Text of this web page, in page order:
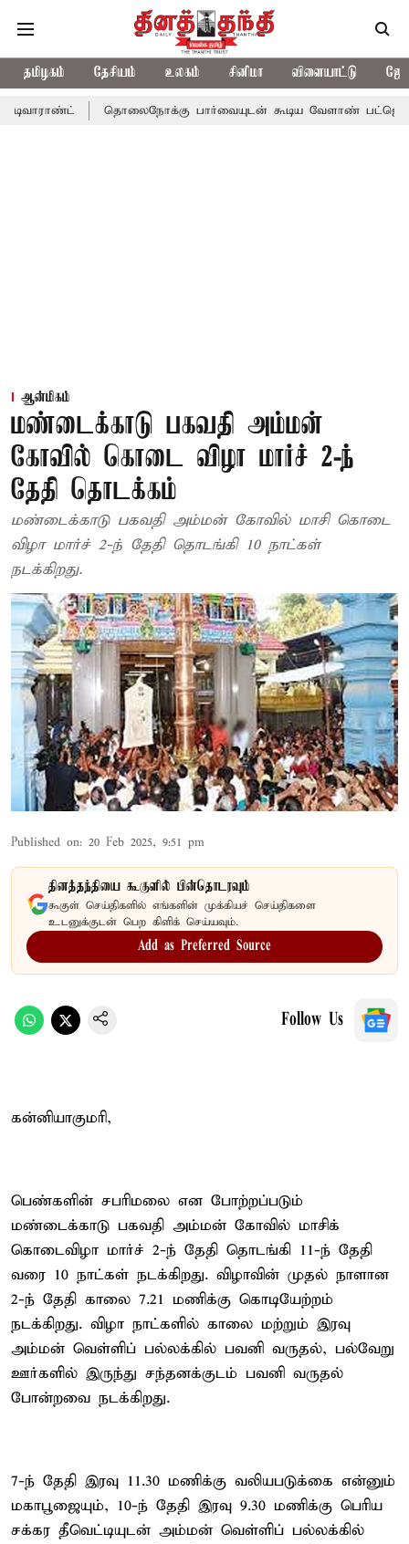
தமிழகம் தேசியம் உலகம் சினிமா விளையாட்டு
தொலைநோக்கு பார்வையுடன் கூடிய வேளாண் பட்ஜெட்: முதல்-
ஆன்மிகம்
மண்டைக்காடு பகவதி அம்மன்
கோவில் கொடை விழா மார்ச் 2-ந்
தேதி தொடக்கம்
மண்டைக்காடு பகவதி அம்மன் கோவில் மாசி கொடை
விழா மார்ச் 2-ந் தேதி தொடங்கி 10 நாட்கள்
நடக்கிறது.
Published on: 20 Feb 2025, 9:51 pm
தினத்தந்தியை கூகுளில் பின்தொடரவும்
கூகுள் செய்திகளில் எங்களின் முக்கியச் செய்திகளை
உடனுக்குடன் பெற கிளிக் செய்யவும்.
Add as Preferred Source
Follow Us
கன்னியாகுமரி,
பெண்களின் சபரிமலை என போற்றப்படும்
மண்டைக்காடு பகவதி அம்மன் கோவில் மாசிக்
கொடைவிழா மார்ச் 2-ந் தேதி தொடங்கி 11-ந் தேதி
வரை 10 நாட்கள் நடக்கிறது. விழாவின் முதல் நாளான
2-ந் தேதி காலை 7.21 மணிக்கு கொடியேற்றம்
நடக்கிறது. விழா நாட்களில் காலை மற்றும் இரவு
அம்மன் வெள்ளிப் பல்லக்கில் பவனி வருதல், பல்வேறு
ஊர்களில் இருந்து சந்தனக்குடம் பவனி வருதல்
போன்றவை நடக்கிறது.
7-ந் தேதி இரவு 11.30 மணிக்கு வலியபடுக்கை என்னும்
மகாபூஜையும், 10-ந் தேதி இரவு 9.30 மணிக்கு பெரிய
சக்கர தீவெட்டியுடன் அம்மன் வெள்ளிப் பல்லக்கில்